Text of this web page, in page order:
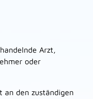
Arzt,
oder
an den zuständigen